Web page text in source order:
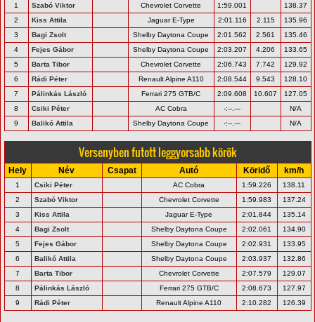
1 Szabó Viktor Chevrolet Corvette 1:59.001
138.37
2
Kiss Attila Jaguar E-Type 2:01.116 2.115
135.96
3
Bagi Zsolt Shelby Daytona Coupe 2:01.562 2.561
135.46
4
Fejes Gábor Shelby Daytona Coupe 2:03.207 4.206
133.65
5
Barta Tibor Chevrolet Corvette 2:06.743 7.742
129.92
6
Rádi Péter Renault Alpine A110 2:08.544 9.543
128.10
7
Pálinkás László Ferrari 275 GTB/C 2:09.608 10.607
127.05
8
Csiki Péter AC Cobra -:--.---
N/A
9
Balikó Attila Shelby Daytona Coupe -:--.--- N/A
Versenyben futott leggyorsabb körök
Hely Név Csapat Autó Köridő km/h
1 Csiki Péter AC Cobra 1:59.226
138.11
2
Szabó Viktor Chevrolet Corvette 1:59.983
137.24
3
Kiss Attila Jaguar E-Type 2:01.844
135.14
4
Bagi Zsolt Shelby Daytona Coupe 2:02.061
134.90
5
Fejes Gábor Shelby Daytona Coupe 2:02.931
133.95
6
Balikó Attila Shelby Daytona Coupe 2:03.937
132.86
7
Barta Tibor Chevrolet Corvette 2:07.579
129.07
8
Pálinkás László Ferrari 275 GTB/C 2:08.673
127.97
9
Rádi Péter Renault Alpine A110 2:10.282 126.39